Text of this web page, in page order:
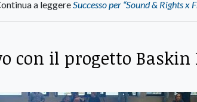
a leggere Successo per “Sound & Rights x
con il progetto Baskin